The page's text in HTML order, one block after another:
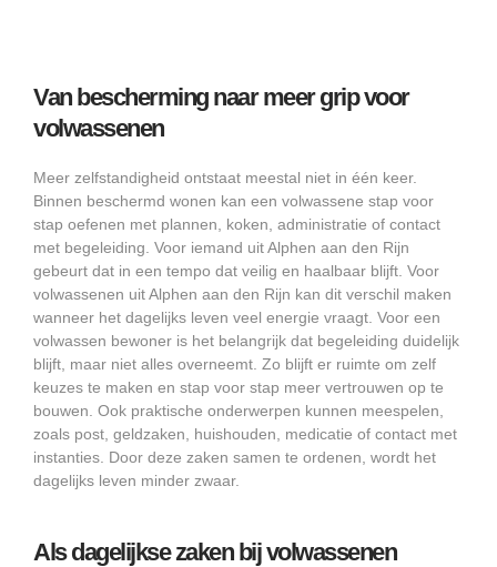
Van bescherming naar meer grip voor
volwassenen
Meer zelfstandigheid ontstaat meestal niet in één keer.
Binnen beschermd wonen kan een volwassene stap voor
stap oefenen met plannen, koken, administratie of contact
met begeleiding. Voor iemand uit Alphen aan den Rijn
gebeurt dat in een tempo dat veilig en haalbaar blijft. Voor
volwassenen uit Alphen aan den Rijn kan dit verschil maken
wanneer het dagelijks leven veel energie vraagt. Voor een
volwassen bewoner is het belangrijk dat begeleiding duidelijk
blijft, maar niet alles overneemt. Zo blijft er ruimte om zelf
keuzes te maken en stap voor stap meer vertrouwen op te
bouwen. Ook praktische onderwerpen kunnen meespelen,
zoals post, geldzaken, huishouden, medicatie of contact met
instanties. Door deze zaken samen te ordenen, wordt het
dagelijks leven minder zwaar.
Als dagelijkse zaken bij volwassenen